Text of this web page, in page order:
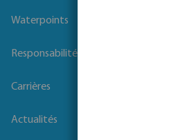
Waterpoints
Responsabilité sociale des entreprises
Carrières
Actualités